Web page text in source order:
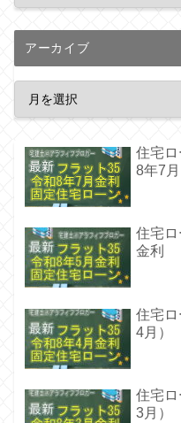
アーカイブ
住宅
8年7月
住宅
金利
住宅
4月）
住宅
3月）